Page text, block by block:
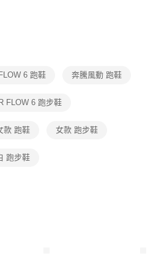
行付款，方視為交易完成。
享後付 」之結帳頁面顯示為準，若有關於
退款等相關疑問，請聯繫「AFTEE先享後付
support/home
公司提供之「AFTEE先享後付」服務完成之交
司。
得法定代理人或監護人之同意方可使用
，將依據個別帳號之用戶狀況，依本公司即
含以上)免運費
6 跑鞋 奔騰風動 跑鞋
FLOW 6 跑步鞋
款 跑鞋 女款 跑步鞋
跑步鞋